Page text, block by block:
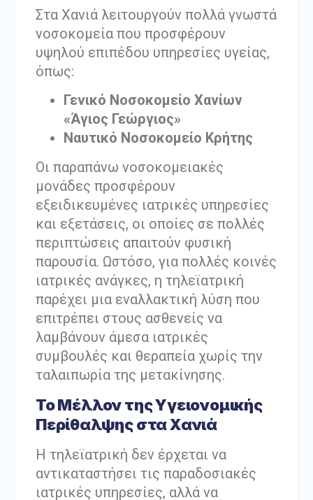
Στα Χανιά λειτουργούν πολλά γνωστά
νοσοκομεία που προσφέρουν
υψηλού επιπέδου υπηρεσίες υγείας,
όπως:
Γενικό Νοσοκομείο Χανίων
«Άγιος Γεώργιος»
Ναυτικό Νοσοκομείο Κρήτης
Οι παραπάνω νοσοκομειακές
μονάδες προσφέρουν
εξειδικευμένες ιατρικές υπηρεσίες
και εξετάσεις, οι οποίες σε πολλές
περιπτώσεις απαιτούν φυσική
παρουσία. Ωστόσο, για πολλές κοινές
ιατρικές ανάγκες, η τηλεϊατρική
παρέχει μια εναλλακτική λύση που
επιτρέπει στους ασθενείς να
λαμβάνουν άμεσα ιατρικές
συμβουλές και θεραπεία χωρίς την
ταλαιπωρία της μετακίνησης.
Το Μέλλον της Υγειονομικής
Περίθαλψης στα Χανιά
Η τηλεϊατρική δεν έρχεται να
αντικαταστήσει τις παραδοσιακές
ιατρικές υπηρεσίες, αλλά να